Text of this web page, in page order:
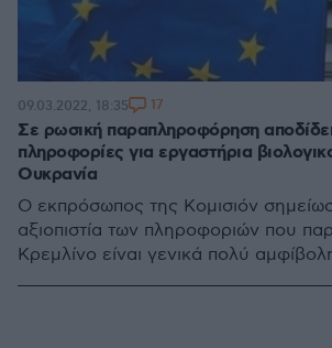
Σε ρωσική παραπληροφόρηση
πληροφορίες για εργαστήρια
Ουκρανία
Ο εκπρόσωπος της Κομισιόν
αξιοπιστία των πληροφοριών που
Κρεμλίνο είναι γενικά πολύ
09.03.2022, 18:35 17